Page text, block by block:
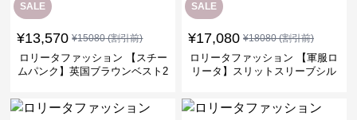
SALE
¥13,570 ¥15080(割引前)
ロリータファッション 【スチー
ムパンク】英国ブラウンベスト2
SALE
¥17,080 ¥18080(割引前)
ロリータファッション 【軍服ロ
リータ】スリットスリーブシル